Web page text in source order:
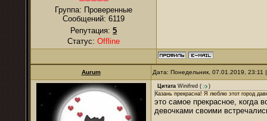
Группа: Проверенные
Сообщений: 6119
Репутация: 5
Статус: Offline
Aurum Дата: Понедельник, 07.01.2019,
Цитата Winifred (
)
Казань прекрасна! Я люблю этот город
это самое прекрасное, когда
девочками своими